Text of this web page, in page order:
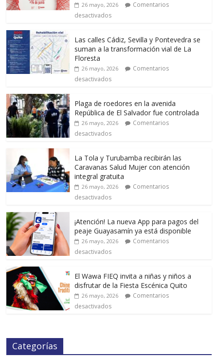
26 mayo, 2026
Comentarios
desactivados
Las calles Cádiz, Sevilla y Pontevedra se
suman a la transformación vial de La
Floresta
26 mayo, 2026
Comentarios
desactivados
Plaga de roedores en la avenida
República de El Salvador fue controlada
26 mayo, 2026
Comentarios
desactivados
La Tola y Turubamba recibirán las
Caravanas Salud Mujer con atención
integral gratuita
26 mayo, 2026
Comentarios
desactivados
¡Atención! La nueva App para pagos del
peaje Guayasamín ya está disponible
26 mayo, 2026
Comentarios
desactivados
El Wawa FIEQ invita a niñas y niños a
disfrutar de la Fiesta Escénica Quito
26 mayo, 2026
Comentarios
desactivados
Categorías